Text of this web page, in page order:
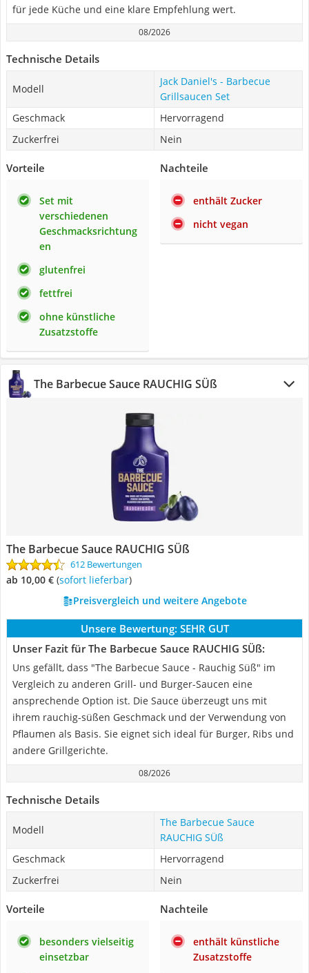
für jede Küche und eine klare Empfehlung wert.
08/2026
Technische Details
Modell
Jack Daniel's - Barbecue
Grillsaucen Set
Geschmack
Hervorragend
Zuckerfrei
Nein
Vorteile
Set mit
verschiedenen
Geschmacksrichtung
en
glutenfrei
fettfrei
ohne künstliche
Zusatzstoffe
Nachteile
enthält Zucker
nicht vegan
The Barbecue Sauce RAUCHIG SÜß
The Barbecue Sauce RAUCHIG SÜß
612 Bewertungen
ab 10,00 € ( Sofort lieferbar)
Preisvergleich und weitere Angebote
Unsere Bewertung: SEHR GUT
Unser Fazit für The Barbecue Sauce RAUCHIG SÜß:
Uns gefällt, dass "The Barbecue Sauce - Rauchig Süß" im
Vergleich zu anderen Grill- und Burger-Saucen eine
ansprechende Option ist. Die Sauce überzeugt uns mit
ihrem rauchig-süßen Geschmack und der Verwendung von
Pflaumen als Basis. Sie eignet sich ideal für Burger, Ribs und
andere Grillgerichte.
08/2026
Technische Details
Modell
The Barbecue Sauce
RAUCHIG SÜß
Geschmack
Hervorragend
Zuckerfrei
Nein
Vorteile
besonders vielseitig
einsetzbar
Nachteile
enthält künstliche
Zusatzstoffe